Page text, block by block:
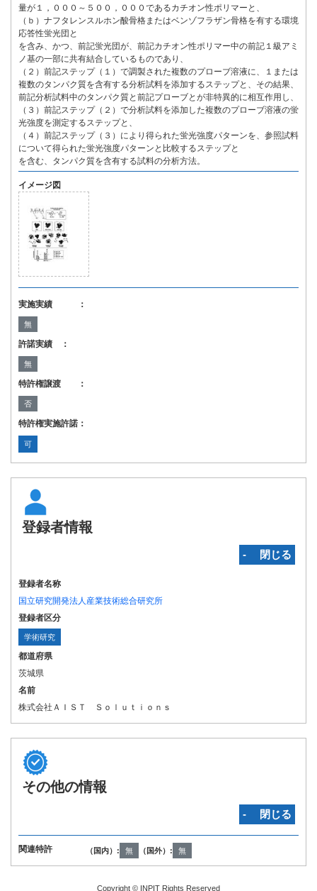
量が１，０００～５００，０００であるカチオン性ポリマーと、
（ｂ）ナフタレンスルホン酸骨格またはベンゾフラザン骨格を有する環境
応答性蛍光団と
を含み、かつ、前記蛍光団が、前記カチオン性ポリマー中の前記１級アミ
ノ基の一部に共有結合しているものであり、
（２）前記ステップ（１）で調製された複数のプローブ溶液に、１または
複数のタンパク質を含有する分析試料を添加するステップと、その結果、
前記分析試料中のタンパク質と前記プローブとが非特異的に相互作用し、
（３）前記ステップ（２）で分析試料を添加した複数のプローブ溶液の蛍
光強度を測定するステップと、
（４）前記ステップ（３）により得られた蛍光強度パターンを、参照試料
について得られた蛍光強度パターンと比較するステップと
を含む、タンパク質を含有する試料の分析方法。
イメージ図
実施実績 ：
無
許諾実績 ：
無
特許権譲渡 ：
否
特許権実施許諾：
可
登録者情報
‐ 閉じる
登録者名称
国立研究開発法人産業技術総合研究所
登録者区分
学術研究
都道府県
茨城県
名前
株式会社ＡＩＳＴ Ｓｏｌｕｔｉｏｎｓ
その他の情報
‐ 閉じる
関連特許 （国内）: 無 （国外）: 無
Copyright © INPIT Rights Reserved